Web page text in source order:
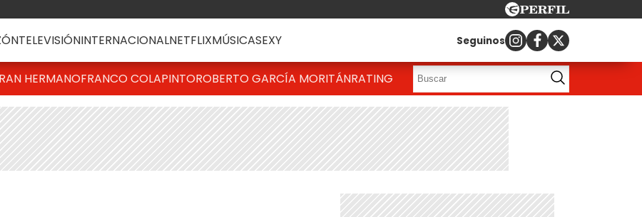
TELEVISIÓNINTERNACIONALNETFLIXMÚSICASEXY Seguinos
HERMANOFRANCO COLAPINTOROBERTO GARCÍA MORITÁNRATING